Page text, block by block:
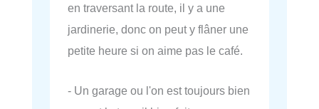
en traversant la route, il y a une
jardinerie, donc on peut y flâner une
petite heure si on aime pas le café.
- Un garage ou l'on est toujours bien